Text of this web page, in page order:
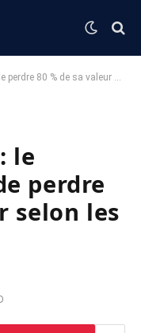
de sa valeur selon les analystes
le
perdre
selon les